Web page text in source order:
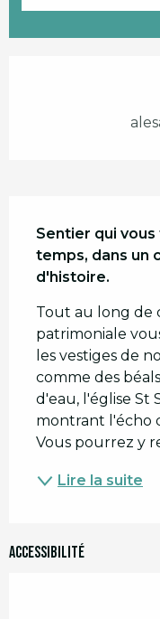
Description
Sentier qui
temps, dans un
d'histoire.
Tout au long de
patrimoniale
les vestiges de
comme des
d'eau, l'église St
montrant l'écho
Vous pourrez y
Lire la suite
Accessibilité